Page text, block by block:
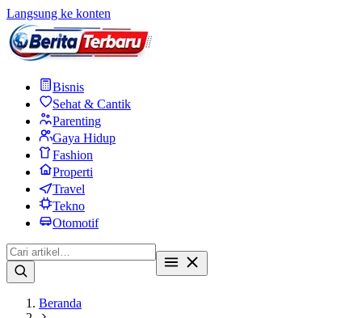
Langsung ke konten
Bisnis
Sehat & Cantik
Parenting
Gaya Hidup
Fashion
Properti
Travel
Tekno
Otomotif
Beranda